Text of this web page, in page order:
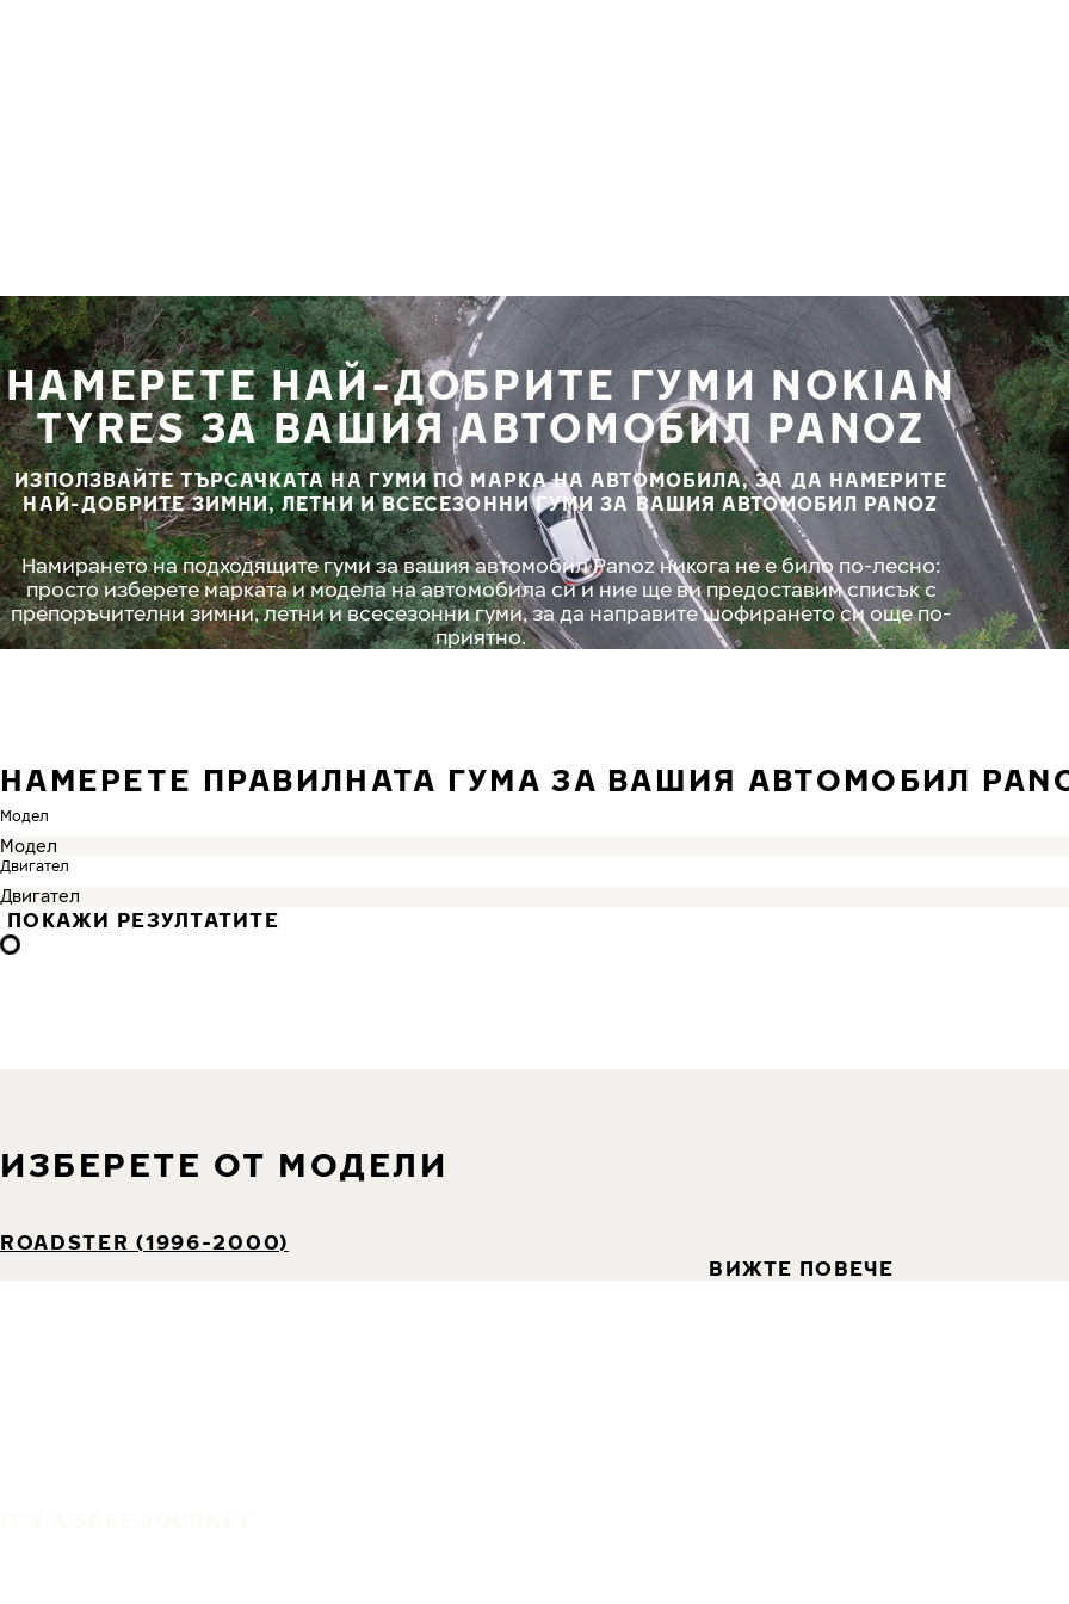
НАМЕРЕТЕ НАЙ-ДОБРИТЕ ГУМИ NOKIAN
TYRES ЗА ВАШИЯ АВТОМОБИЛ PANOZ
ИЗПОЛЗВАЙТЕ ТЪРСАЧКАТА НА ГУМИ ПО МАРКА НА АВТОМОБИЛА, ЗА ДА НАМЕРИТЕ
НАЙ-ДОБРИТЕ ЗИМНИ, ЛЕТНИ И ВСЕСЕЗОННИ ГУМИ ЗА ВАШИЯ АВТОМОБИЛ PANOZ
Намирането на подходящите гуми за вашия автомобил Panoz никога не е било по-лесно:
просто изберете марката и модела на автомобила си и ние ще ви предоставим списък с
препоръчителни зимни, летни и всесезонни гуми, за да направите шофирането си още по-
приятно.
НАМЕРЕТЕ ПРАВИЛНАТА ГУМА ЗА ВАШИЯ АВТОМОБИЛ
Модел
Двигател
ПОКАЖИ РЕЗУЛТАТИТЕ
ИЗБЕРЕТЕ ОТ МОДЕЛИ
ROADSTER (1996-2000)
ВИЖТЕ ПОВЕЧЕ